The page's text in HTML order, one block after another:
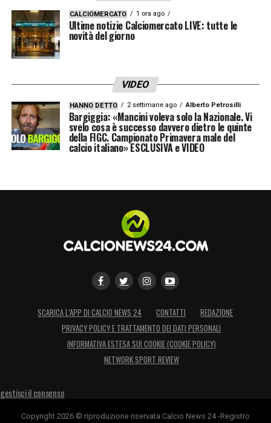
CALCIOMERCATO 1 ora ago
Ultime notizie Calciomercato LIVE: tutte le
novità del giorno
VIDEO
HANNO DETTO 2 settimane ago Alberto Petrosilli
Bargiggia: «Mancini voleva solo la Nazionale. Vi
svelo cosa è successo davvero dietro le quinte
della FIGC. Campionato Primavera male del
calcio italiano» ESCLUSIVA e VIDEO
SCARICA L’APP DI CALCIO NEWS 24 CONTATTI
REDAZIONE
PRIVACY POLICY E TRATTAMENTO DEI DATI PERSONALI
INFORMATIVA ESTESA SUI COOKIE (COOKIE POLICY)
NETWORK SPORT REVIEW
gestisci il consenso
Copyright 2026 © riproduzione riservata Calcio News 24 -Registro